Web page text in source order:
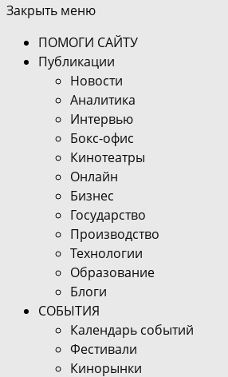
Закрыть меню
ПОМОГИ САЙТУ
Публикации
Новости
Аналитика
Интервью
Бокс-офис
Кинотеатры
Онлайн
Бизнес
Государство
Производство
Технологии
Образование
Блоги
СОБЫТИЯ
Календарь событий
Фестивали
Кинорынки